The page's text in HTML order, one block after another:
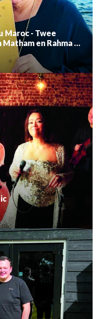
Maroc - Twee
en Rahma el